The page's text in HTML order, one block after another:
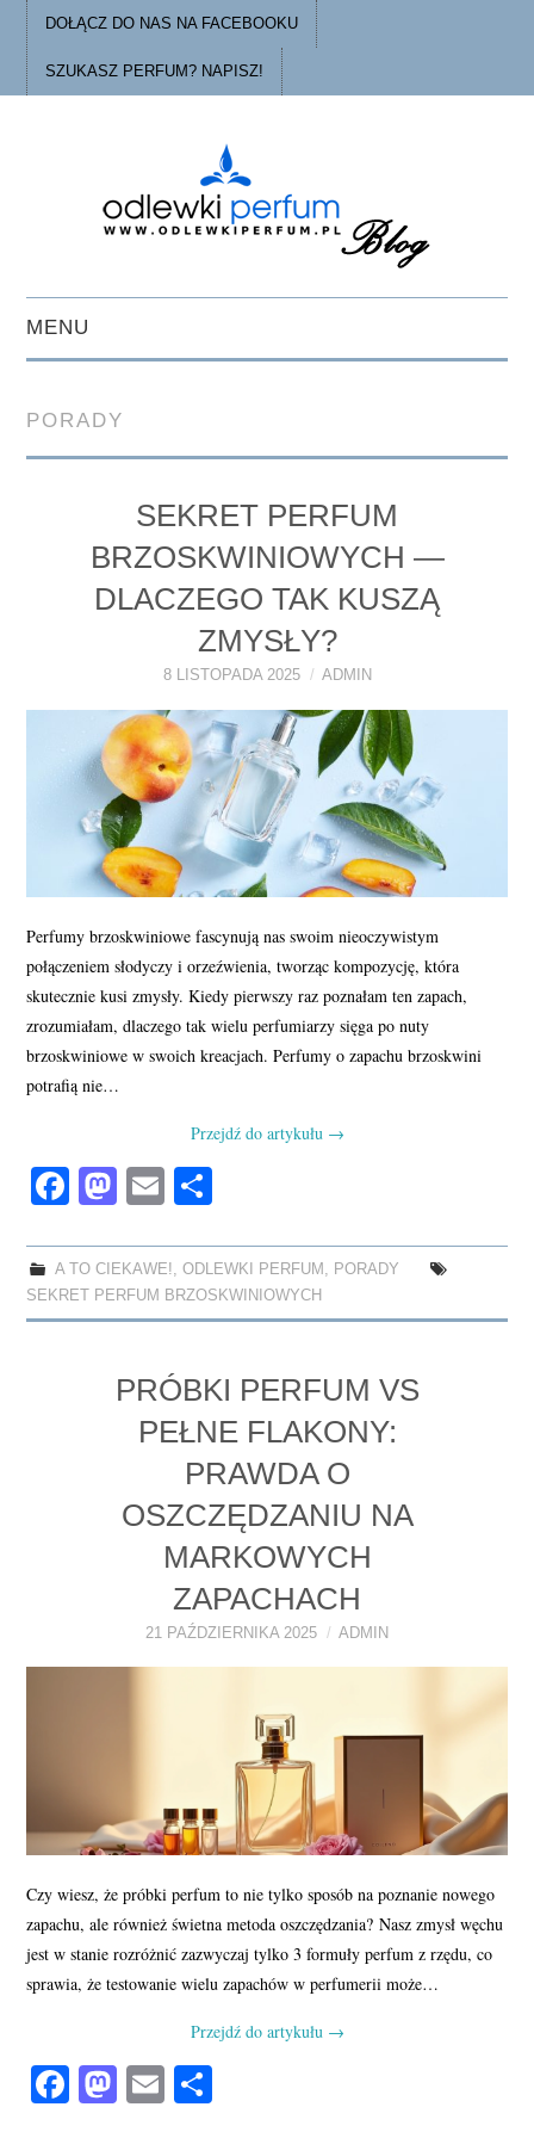
DOŁĄCZ DO NAS NA FACEBOOKU
SZUKASZ PERFUM? NAPISZ!
MENU
O ODLEWKACH
PERFUMY FAQ
A TO CIEKAWE!
PORADY
SEKRET PERFUM
BRZOSKWINIOWYCH —
DLACZEGO TAK KUSZĄ
ZMYSŁY?
8 LISTOPADA 2025 ADMIN
Perfumy brzoskwiniowe fascynują nas swoim nieoczywistym
połączeniem słodyczy i orzeźwienia, tworząc kompozycję, która
skutecznie kusi zmysły. Kiedy pierwszy raz poznałam ten zapach,
zrozumiałam, dlaczego tak wielu perfumiarzy sięga po nuty
brzoskwiniowe w swoich kreacjach. Perfumy o zapachu brzoskwini
potrafią nie…
Przejdź do artykułu →
Fa
bo
ok
M
to
do
n
E
ailre
A TO CIEKAWE!, ODLEWKI PERFUM , PORADY
SEKRET PERFUM BRZOSKWINIOWYCH
PRÓBKI PERFUM VS
PEŁNE FLAKONY:
PRAWDA O
OSZCZĘDZANIU NA
MARKOWYCH
ZAPACHACH
21 PAŹDZIERNIKA 2025 ADMIN
Czy wiesz, że próbki perfum to nie tylko sposób na poznanie nowego
zapachu, ale również świetna metoda oszczędzania? Nasz zmysł węchu
jest w stanie rozróżnić zazwyczaj tylko 3 formuły perfum z rzędu, co
sprawia, że testowanie wielu zapachów w perfumerii może…
Przejdź do artykułu →
Fa M E